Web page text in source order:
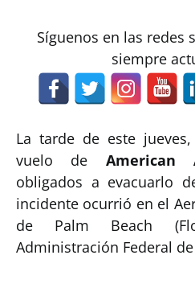
Síguenos en las redes
siempre
La tarde de este
vuelo de American
obligados a evacuarlo
incidente ocurrió en el
de Palm Beach
Administración Federal